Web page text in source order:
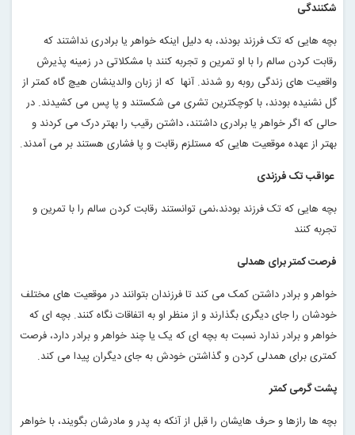
شکنندگی
بچه هایی که تک فرزند بودند، به دلیل اینکه خواهر یا برادری نداشتند که
رقابت کردن سالم را با او تمرین و تجربه کنند با مشکلاتی در زمینه پذیرش
واقعیت های زندگی روبه رو شدند. آنها که از زبان والدینشان هیچ گاه کمتر از
گل نشنیده بودند، با کوچکترین تشری می شکستند و پا پس می کشیدند. در
حالی که اگر خواهر یا برادری داشتند، داشتن رقیب را بهتر درک می کردند و
بهتر از عهده موقعیت هایی که مستلزم رقابت و پا فشاری هستند بر می آمدند.
عواقب تک فرزندی
بچه هایی که تک فرزند بودند،نمی توانستند رقابت کردن سالم را با تمرین و
تجربه کنند
فرصت کمتر برای همدلی
خواهر و برادر داشتن کمک می کند تا فرزندان بتوانند در موقعیت های مختلف
خودشان را جای دیگری بگذارند و از منظر او به اتفاقات نگاه کنند. بچه ای که
خواهر و برادر ندارد نسبت به بچه ای که یک یا چند خواهر و برادر دارد، فرصت
کمتری برای همدلی کردن و گذاشتن خودش به جای دیگران پیدا می کند.
پشت گرمی کمتر
بچه ها رازها و حرف هایشان را قبل از آنکه به پدر و مادرشان بگویند، با خواهر